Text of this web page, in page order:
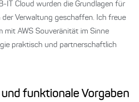
IT Cloud wurden die Grundlagen für
Verwaltung geschaffen. Ich freue
mit AWS Souveränität im Sinne
praktisch und partnerschaftlich
funktionale Vorgaben